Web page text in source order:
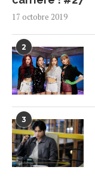
17 octobre 2019
2
3